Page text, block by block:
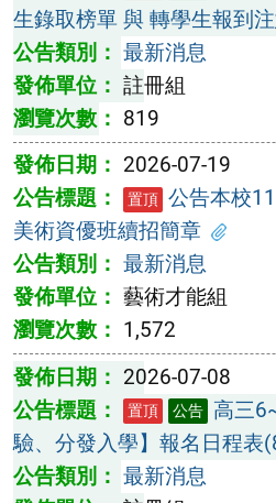
生錄取榜單 與 轉學生報到
最新消息
註冊組
819
2026-07-19
置頂 公告本校
美術資優班續招簡章
最新消息
藝術才能組
1,572
2026-07-08
置頂 公告 高三
驗、分發入學】報名日程表
最新消息